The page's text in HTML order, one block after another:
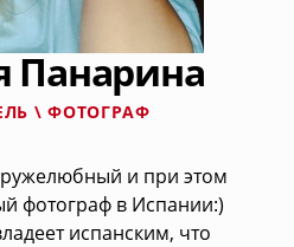
Панарина
\ ФОТОГРАФ
и при этом
фотограф в Испании:)
испанским, что